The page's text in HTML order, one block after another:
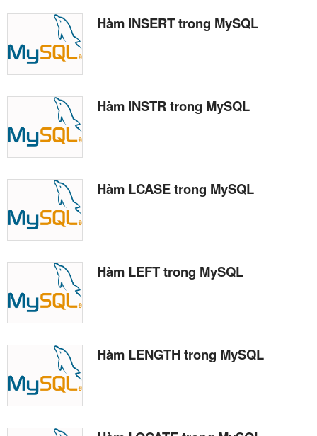
Hàm INSERT trong MySQL
Hàm INSTR trong MySQL
Hàm LCASE trong MySQL
Hàm LEFT trong MySQL
Hàm LENGTH trong MySQL